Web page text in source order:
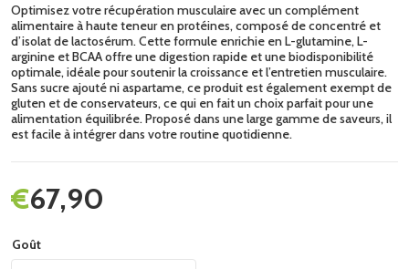
Optimisez votre récupération musculaire avec un complément
alimentaire à haute teneur en protéines, composé de concentré et
d’isolat de lactosérum. Cette formule enrichie en L-glutamine, L-
arginine et BCAA offre une digestion rapide et une biodisponibilité
optimale, idéale pour soutenir la croissance et l’entretien musculaire.
Sans sucre ajouté ni aspartame, ce produit est également exempt de
gluten et de conservateurs, ce qui en fait un choix parfait pour une
alimentation équilibrée. Proposé dans une large gamme de saveurs, il
est facile à intégrer dans votre routine quotidienne.
67,90
€
Goût